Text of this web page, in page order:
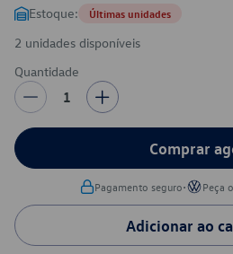
Estoque: Últimas unidades
2 unidades disponíveis
Quantidade
1
Comprar
Pagamento seguro• Peça
Adicionar ao